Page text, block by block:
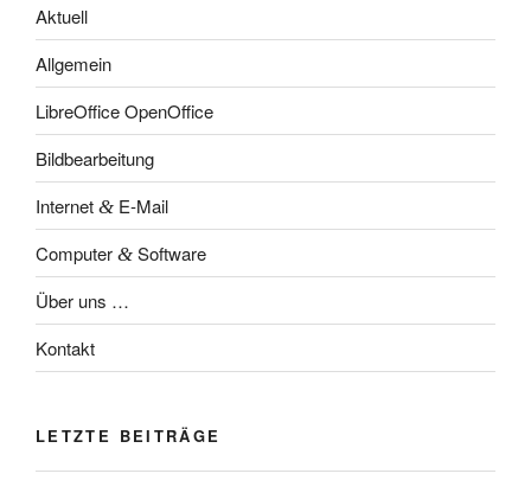
Aktuell
Allgemein
LibreOffice OpenOffice
Bildbearbeitung
Internet & E‑Mail
Computer & Software
Über uns …
Kontakt
LETZTE BEITRÄGE